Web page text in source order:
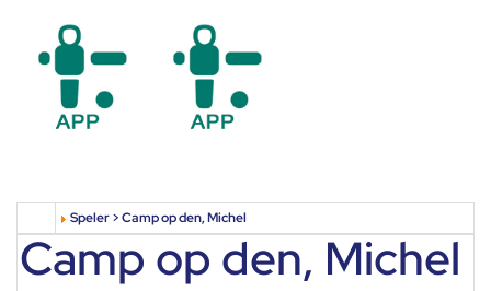
Speler > Camp op den, Michel
Camp op den, Michel